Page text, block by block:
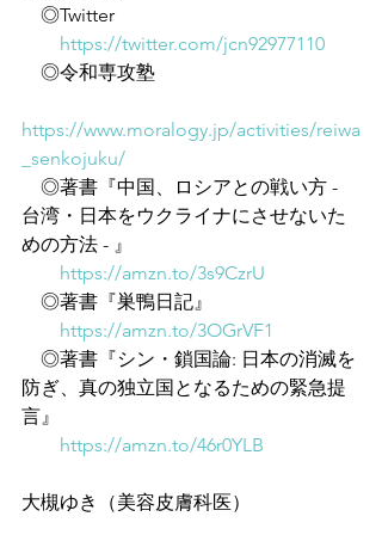
◎Twitter
https://twitter.com/jcn92977110
◎令和専攻塾
https://www.moralogy.jp/activities/reiwa
_senkojuku/
◎著書『中国、ロシアとの戦い方 -
台湾・日本をウクライナにさせないた
めの方法 - 』
https://amzn.to/3s9CzrU
◎著書『巣鴨日記』
https://amzn.to/3OGrVF1
◎著書『シン・鎖国論: 日本の消滅を
防ぎ、真の独立国となるための緊急提
言』
https://amzn.to/46r0YLB
大槻ゆき（美容皮膚科医）